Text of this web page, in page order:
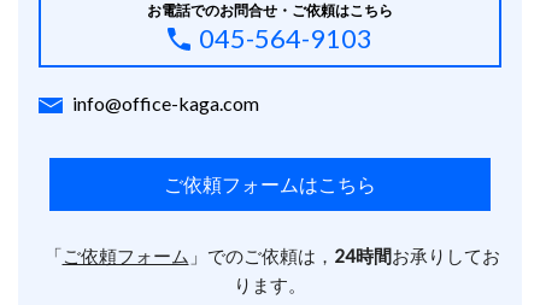
お電話でのお問合せ・ご依頼はこちら
045-564-9103
info@office-kaga.com
ご依頼フォームはこちら
「ご依頼フォーム 」でのご依頼は， 24時間お承りしてお
ります。